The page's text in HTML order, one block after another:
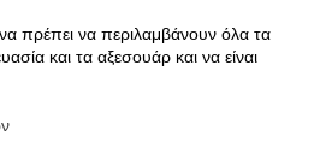
πρέπει να περιλαμβάνουν όλα τα
και τα αξεσουάρ και να είναι